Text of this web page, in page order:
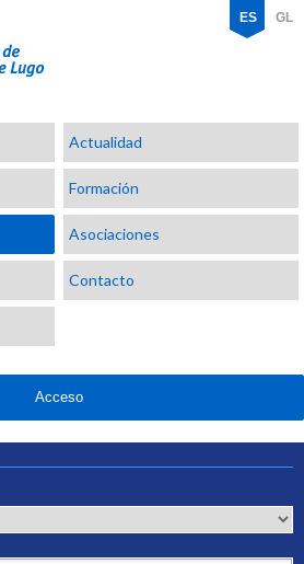
ES GL
Actualidad
Formación
Asociaciones
Contacto
Acceso